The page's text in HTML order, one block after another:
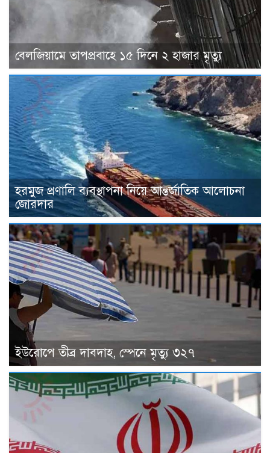
বেলজিয়ামে তাপপ্রবাহে ১৫ দিনে ২ হাজার মৃত্যু
হরমুজ প্রণালি ব্যবস্থাপনা নিয়ে আন্তর্জাতিক আলোচনা
জোরদার
ইউরোপে তীব্র দাবদাহ, স্পেনে মৃত্যু ৩২৭